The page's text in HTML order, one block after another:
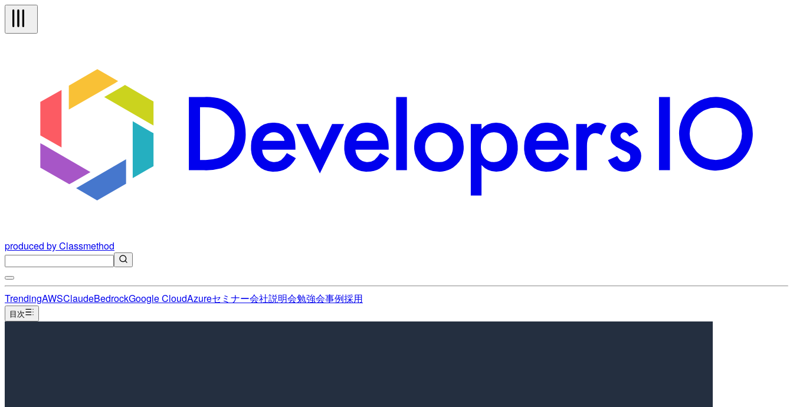
produced by Classmethod
TrendingAWSClaudeBedrockGoogle CloudAzureセミナー会社説明会勉強会事例採用
目次